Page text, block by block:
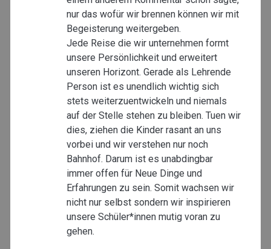
nur das wofür wir brennen können wir mit
Begeisterung weitergeben.
Jede Reise die wir unternehmen formt
unsere Persönlichkeit und erweitert
unseren Horizont. Gerade als Lehrende
Person ist es unendlich wichtig sich
stets weiterzuentwickeln und niemals
auf der Stelle stehen zu bleiben. Tuen wir
dies, ziehen die Kinder rasant an uns
vorbei und wir verstehen nur noch
Bahnhof. Darum ist es unabdingbar
immer offen für Neue Dinge und
Erfahrungen zu sein. Somit wachsen wir
nicht nur selbst sondern wir inspirieren
unsere Schüler*innen mutig voran zu
gehen.